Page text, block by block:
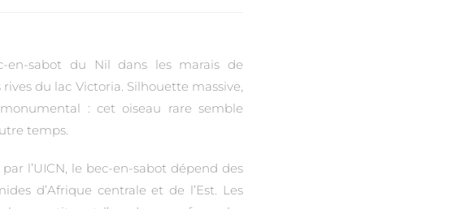
en-sabot du Nil dans les marais de
du lac Victoria. Silhouette massive,
: cet oiseau rare semble
temps.
l’UICN, le bec-en-sabot dépend des
d’Afrique centrale et de l’Est. Les